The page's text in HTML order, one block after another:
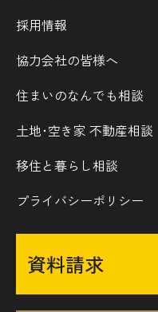
採用情報
協力会社の皆様へ
住まいのなんでも相談
土地･空き家 不動産相談
移住と暮らし相談
プライバシーポリシー
資料請求